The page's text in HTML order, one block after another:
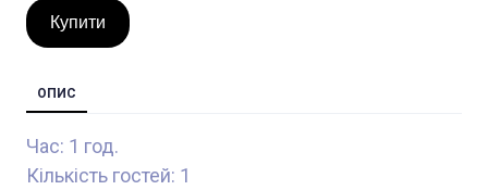
Купити
ОПИС
Час: 1 год.
Кількість гостей: 1